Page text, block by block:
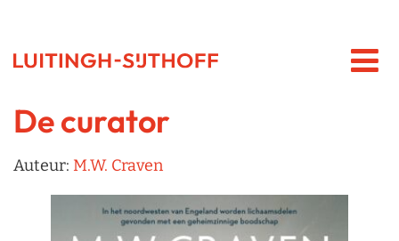
De curator
Auteur: M.W. Craven